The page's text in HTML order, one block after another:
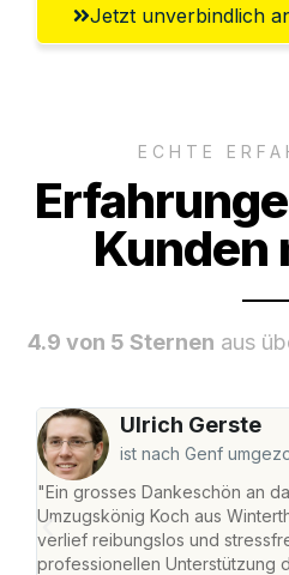
Jetzt unverbindlich
ECHTE
Kunden
4.9 von 5 Sternen aus
Ulrich Gerste
ist nach Genf
"Ein grosses Dankeschön an
Umzugskönig Koch aus
verlief reibungslos und
professionellen Unterstützung